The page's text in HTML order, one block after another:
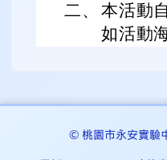
二、 本活動
如活動
© 桃園市永安實驗